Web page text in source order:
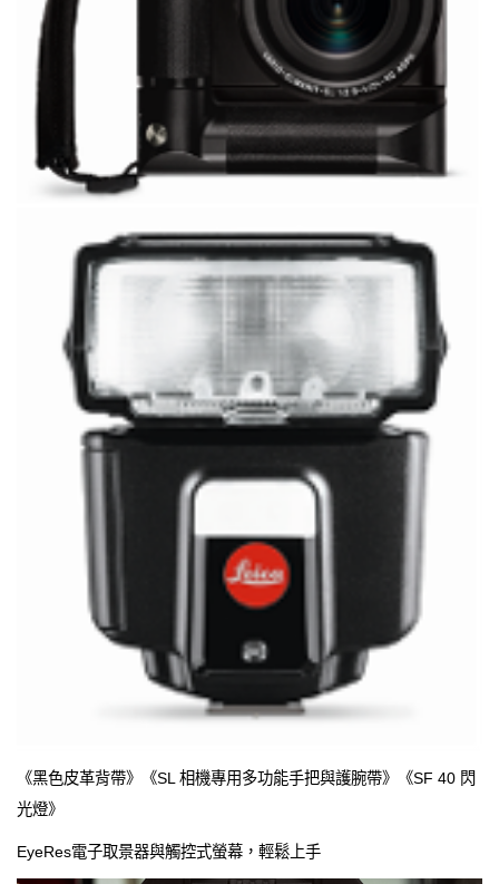
《黑色皮革背帶》《SL 相機專用多功能手把與護腕帶》《SF 40 閃
光燈》
EyeRes電子取景器與觸控式螢幕，輕鬆上手